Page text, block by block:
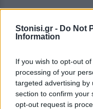
Stonisi.gr - Do Not
Information
If you wish to opt-out
processing of your
targeted advertising by
section to confirm your
opt-out request is
«Ένα βιβλίο, ένα
τα παιδιά του
Βραβεύτηκαν οι
προσπάθειά τους – Ο
πρόσφυγας, πέρασε
Νοσηλευτική του
Πανεπιστημίου